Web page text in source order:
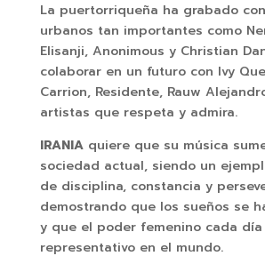
La puertorriqueña ha grabado
urbanos tan importantes como
Elisanji, Anonimous y Christian
colaborar en un futuro con Ivy
Carrion, Residente, Rauw
artistas que respeta y admira.
IRANIAquiere que su música
sociedad actual, siendo un
de disciplina, constancia y
demostrando que los sueños se
y que el poder femenino cada día
representativo en el mundo.